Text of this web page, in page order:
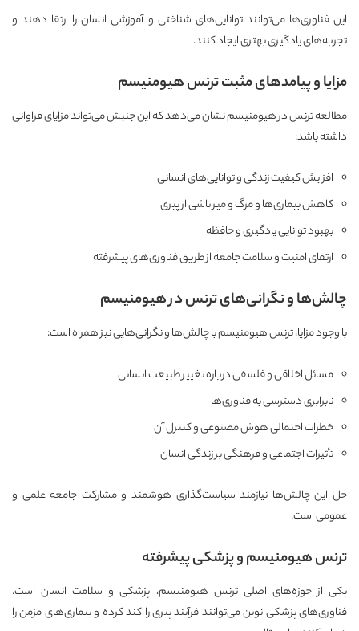
این فناوری‌ها می‌توانند توانایی‌های شناختی و آموزشی انسان را ارتقا دهند و
تجربه‌های یادگیری بهتری ایجاد کنند.
مزایا و پیامدهای مثبت ترنس هیومنیسم
مطالعه ترنس در هیومنیسم نشان می‌دهد که این جنبش می‌تواند مزایای فراوانی
داشته باشد:
افزایش کیفیت زندگی و توانایی‌های انسانی
کاهش بیماری‌ها و مرگ و میر ناشی از پیری
بهبود توانایی یادگیری و حافظه
ارتقای امنیت و سلامت جامعه از طریق فناوری‌های پیشرفته
چالش‌ها و نگرانی‌های ترنس در هیومنیسم
با وجود مزایا، ترنس هیومنیسم با چالش‌ها و نگرانی‌هایی نیز همراه است:
مسائل اخلاقی و فلسفی درباره تغییر طبیعت انسانی
نابرابری دسترسی به فناوری‌ها
خطرات احتمالی هوش مصنوعی و کنترل آن
تأثیرات اجتماعی و فرهنگی بر زندگی انسان
حل این چالش‌ها نیازمند سیاست‌گذاری هوشمند و مشارکت جامعه علمی و
عمومی است.
ترنس هیومنیسم و پزشکی پیشرفته
یکی از حوزه‌های اصلی ترنس هیومنیسم، پزشکی و سلامت انسان است.
فناوری‌های پزشکی نوین می‌توانند فرآیند پیری را کند کرده و بیماری‌های مزمن را